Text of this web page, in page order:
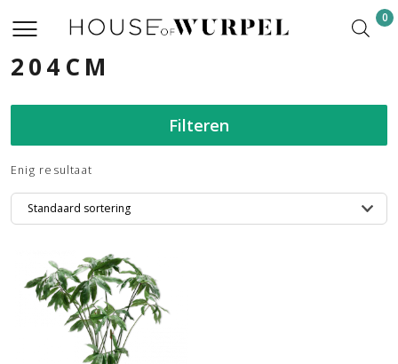
0
204CM
Filteren
Enig resultaat